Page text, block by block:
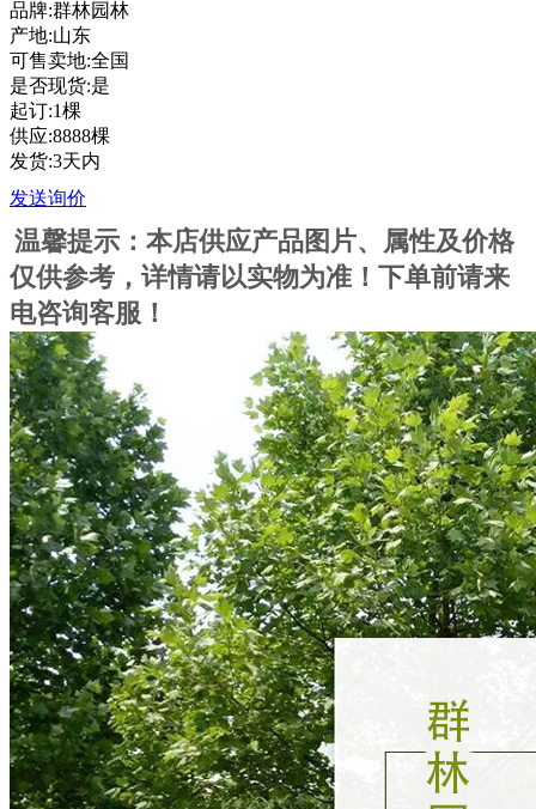
品牌:群林园林
产地:山东
可售卖地:全国
是否现货:是
起订:1棵
供应:8888棵
发货:3天内
发送询价
温馨提示：本店供应产品图片、属性及价格
仅供参考，详情请以实物为准！下单前请来
电咨询客服！